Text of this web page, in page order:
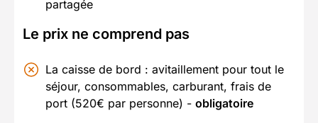
partagée
Le prix ne comprend pas
La caisse de bord : avitaillement pour tout le
séjour, consommables, carburant, frais de
port (520€ par personne) - obligatoire